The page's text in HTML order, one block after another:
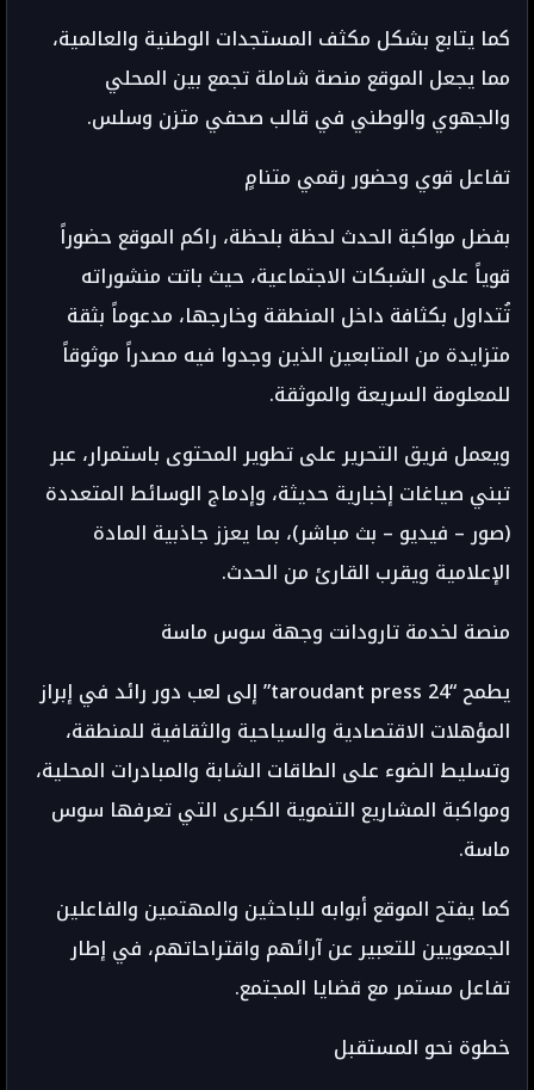
كما يتابع بشكل مكثف المستجدات الوطنية والعالمية،
مما يجعل الموقع منصة شاملة تجمع بين المحلي
والجهوي والوطني في قالب صحفي متزن وسلس.
تفاعل قوي وحضور رقمي متنامٍ
بفضل مواكبة الحدث لحظة بلحظة، راكم الموقع حضوراً
قوياً على الشبكات الاجتماعية، حيث باتت منشوراته
تُتداول بكثافة داخل المنطقة وخارجها، مدعوماً بثقة
متزايدة من المتابعين الذين وجدوا فيه مصدراً موثوقاً
للمعلومة السريعة والموثقة.
ويعمل فريق التحرير على تطوير المحتوى باستمرار، عبر
تبني صياغات إخبارية حديثة، وإدماج الوسائط المتعددة
(صور – فيديو – بث مباشر)، بما يعزز جاذبية المادة
الإعلامية ويقرب القارئ من الحدث.
منصة لخدمة تارودانت وجهة سوس ماسة
يطمح “taroudant press 24” إلى لعب دور رائد في إبراز
المؤهلات الاقتصادية والسياحية والثقافية للمنطقة،
وتسليط الضوء على الطاقات الشابة والمبادرات المحلية،
ومواكبة المشاريع التنموية الكبرى التي تعرفها سوس
ماسة.
كما يفتح الموقع أبوابه للباحثين والمهتمين والفاعلين
الجمعويين للتعبير عن آرائهم واقتراحاتهم، في إطار
تفاعل مستمر مع قضايا المجتمع.
خطوة نحو المستقبل